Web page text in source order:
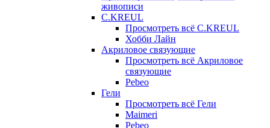
живописи
C.KREUL
Просмотреть всё C.KREUL
Хобби Лайн
Акриловое связующие
Просмотреть всё Акриловое
связующие
Pebeo
Гели
Просмотреть всё Гели
Maimeri
Pebeo